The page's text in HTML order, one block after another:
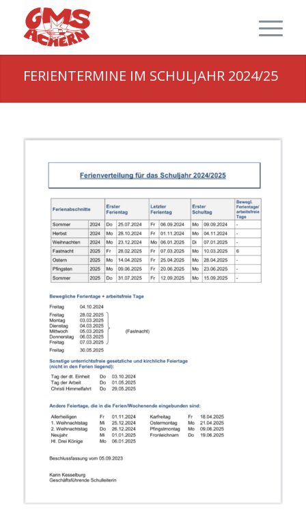
FERIENTERMINE IM SCHULJAHR 2024/25